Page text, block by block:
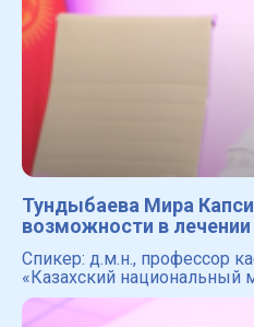
Тундыбаева Мира
возможности в
Спикер: д.м.н., профессор
«Казахский национальный
им. С.Д.Асфендиярова».
«Общества специалистов по